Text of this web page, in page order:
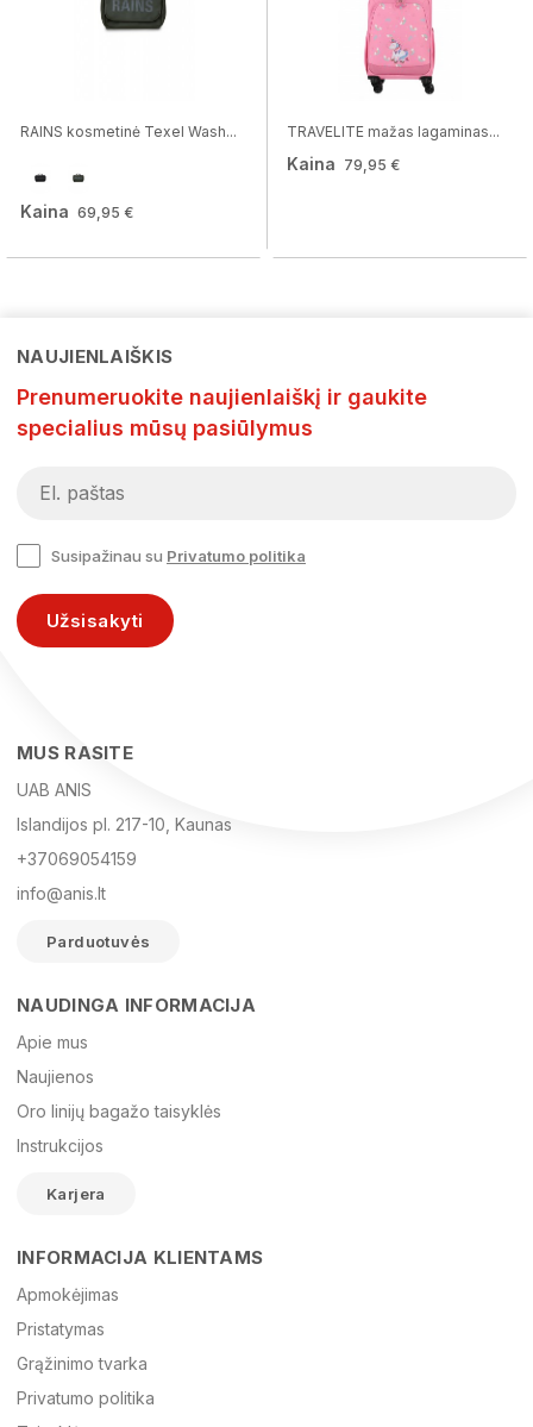
RAINS kosmetinė Texel Wash...
Kaina 69,95 €
TRAVELITE mažas lagaminas...
Kaina 79,95 €
El. paštas
Žinutė
NAUJIENLAIŠKIS
Prenumeruokite naujienlaiškį ir gaukite
specialius mūsų pasiūlymus
Susipažinau su Privatumo politika
Užsisakyti
MUS RASITE
UAB ANIS
Islandijos pl. 217-10, Kaunas
+37069054159
info@anis.lt
Parduotuvės
NAUDINGA INFORMACIJA
Apie mus
Naujienos
Oro linijų bagažo taisyklės
Instrukcijos
Karjera
INFORMACIJA KLIENTAMS
Apmokėjimas
Pristatymas
Grąžinimo tvarka
Privatumo politika